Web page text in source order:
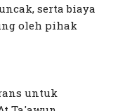
serta biaya
oleh pihak
untuk